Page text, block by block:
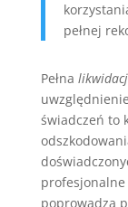
pełnej
Pełna
świadczeń to
profesjonalne
poprowadzą